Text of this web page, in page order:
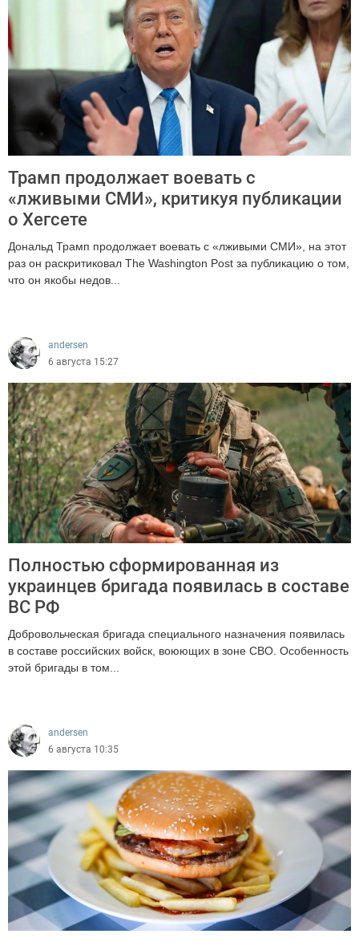
Трамп продолжает воевать с
«лживыми СМИ», критикуя публикации
о Хегсете
Дональд Трамп продолжает воевать с «лживыми СМИ», на этот
раз он раскритиковал The Washington Post за публикацию о том,
что он якобы недов...
andersen
6 августа 15:27
Полностью сформированная из
украинцев бригада появилась в составе
ВС РФ
Добровольческая бригада специального назначения появилась
в составе российских войск, воюющих в зоне СВО. Особенность
этой бригады в том...
andersen
6 августа 10:35